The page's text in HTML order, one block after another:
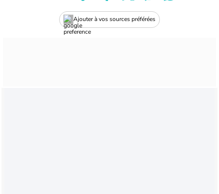
Ajouter à vos sources préférées